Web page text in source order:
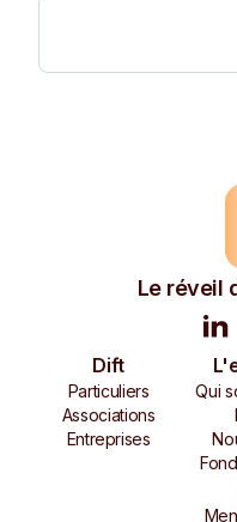
Le réveil
Dift
Particuliers
Associations
Entreprises
Qui